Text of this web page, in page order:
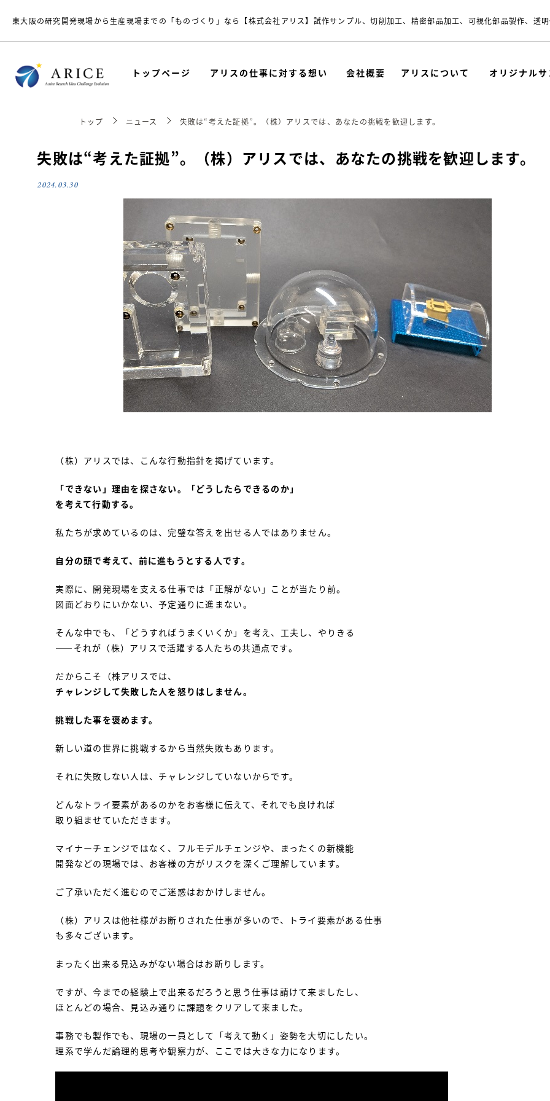
東大阪の研究開発現場から生産現場までの「ものづくり」なら【株式会社アリス】試作サンプル、切削加工、精密部品加工、可視化部品製作、透
トップページ アリスの仕事に対する想い 会社概要 アリスについて オリジナル
トップ ニュース 失敗は“考えた証拠”。（株）アリスでは、あなたの挑戦を歓迎します。
失敗は“考えた証拠”。（株）アリスでは、あなたの挑戦を歓迎します。
2024.03.30
（株）アリスでは、こんな行動指針を掲げています。
「できない」理由を探さない。「どうしたらできるのか」
を考えて行動する。
私たちが求めているのは、完璧な答えを出せる人ではありません。
自分の頭で考えて、前に進もうとする人です。
実際に、開発現場を支える仕事では「正解がない」ことが当たり前。
図面どおりにいかない、予定通りに進まない。
そんな中でも、「どうすればうまくいくか」を考え、工夫し、やりきる
——それが（株）アリスで活躍する人たちの共通点です。
だからこそ（株アリスでは、
チャレンジして失敗した人を怒りはしません。
挑戦した事を褒めます。
新しい道の世界に挑戦するから当然失敗もあります。
それに失敗しない人は、チャレンジしていないからです。
どんなトライ要素があるのかをお客様に伝えて、それでも良ければ
取り組ませていただきます。
マイナーチェンジではなく、フルモデルチェンジや、まったくの新機能
開発などの現場では、お客様の方がリスクを深くご理解しています。
ご了承いただく進むのでご迷惑はおかけしません。
（株）アリスは他社様がお断りされた仕事が多いので、トライ要素がある仕事
も多々ございます。
まったく出来る見込みがない場合はお断りします。
ですが、今までの経験上で出来るだろうと思う仕事は請けて来ましたし、
ほとんどの場合、見込み通りに課題をクリアして来ました。
事務でも製作でも、現場の一員として「考えて動く」姿勢を大切にしたい。
理系で学んだ論理的思考や観察力が、ここでは大きな力になります。